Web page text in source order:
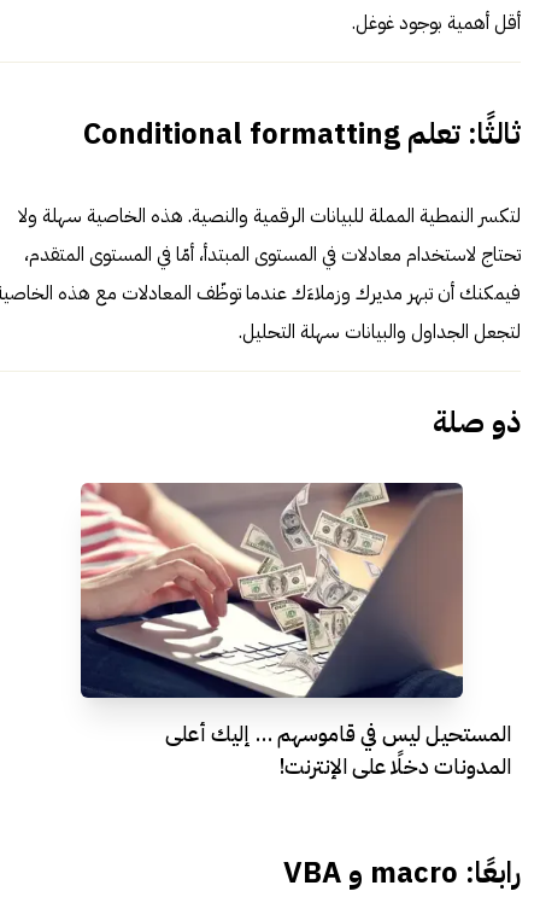
أقل أهمية بوجود غوغل.
ثالثًا: تعلم Conditional formatting
لتكسر النمطية المملة للبيانات الرقمية والنصية. هذه الخاصية سهلة ولا
تحتاج لاستخدام معادلات في المستوى المبتدأ، أمّا في المستوى المتقدم،
فيمكنك أن تبهر مديرك وزملاءَك عندما توظّف المعادلات مع هذه
لتجعل الجداول والبيانات سهلة التحليل.
ذو صلة
المستحيل ليس في قاموسهم … إليك أعلى
المدونات دخلًا على الإنترنت!
رابعًا: macro و VBA